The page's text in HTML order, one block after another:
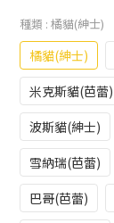
種類 : 橘貓(紳士)
橘貓(紳士)
米克斯貓(芭蕾)
波斯貓(紳士)
雪納瑞(芭蕾)
巴哥(芭蕾)